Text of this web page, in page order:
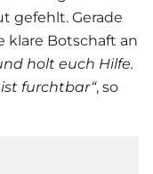
gefehlt. Gerade
klare Botschaft an
holt euch Hilfe.
furchtbar“, so